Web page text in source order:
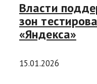
Власти
зон
«Яндекса»
15.01.2026